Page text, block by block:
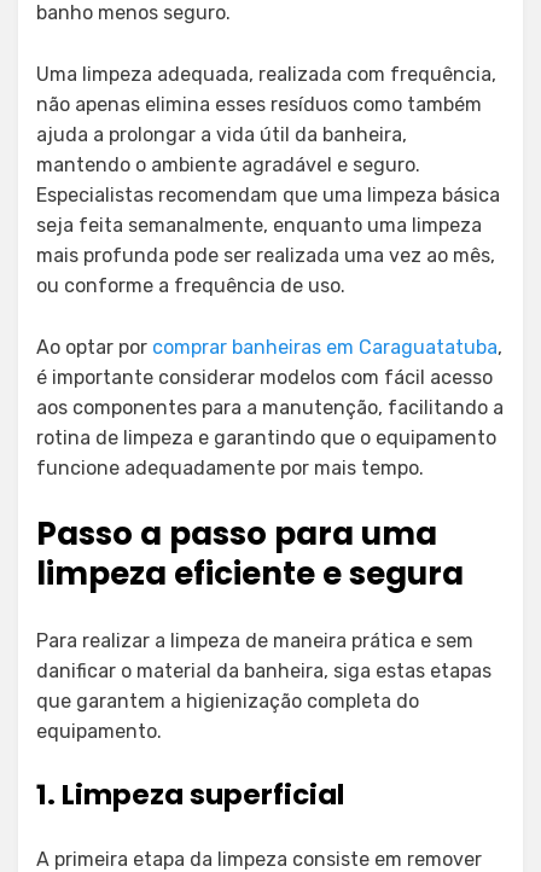
banho menos seguro.
Uma limpeza adequada, realizada com frequência,
não apenas elimina esses resíduos como também
ajuda a prolongar a vida útil da banheira,
mantendo o ambiente agradável e seguro.
Especialistas recomendam que uma limpeza básica
seja feita semanalmente, enquanto uma limpeza
mais profunda pode ser realizada uma vez ao mês,
ou conforme a frequência de uso.
Ao optar por comprar banheiras em Caraguatatuba,
é importante considerar modelos com fácil acesso
aos componentes para a manutenção, facilitando a
rotina de limpeza e garantindo que o equipamento
funcione adequadamente por mais tempo.
Passo a passo para uma
limpeza eficiente e segura
Para realizar a limpeza de maneira prática e sem
danificar o material da banheira, siga estas etapas
que garantem a higienização completa do
equipamento.
1. Limpeza superficial
A primeira etapa da limpeza consiste em remover